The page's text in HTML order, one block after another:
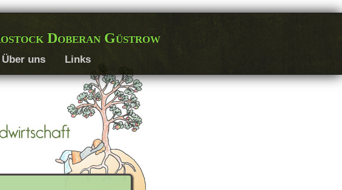
Doberan Güstrow
Über uns Links